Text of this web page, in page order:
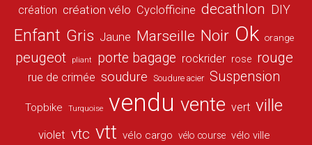
création création vélo Cyclofficine decathlon DIY
Enfant Gris Jaune Marseille Noir Ok orange
peugeot pliant porte bagage rockrider rose rouge
rue de crimée soudure Soudure acier Suspension
Topbike Turquoise vendu vente vert ville
violet vtc vtt vélo cargo vélo course vélo ville